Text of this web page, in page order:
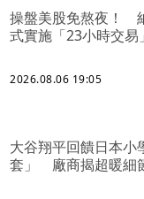
操盤美股免熬夜！
式實施「23小時交易」
2026.08.06 19:05
大谷翔平回饋日本小
套」 廠商揭超暖細